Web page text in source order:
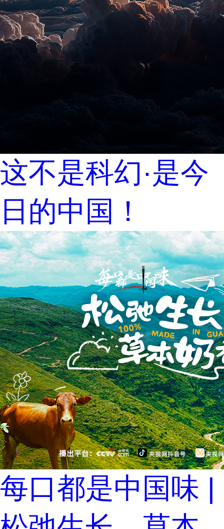
这不是科幻·是今
日的中国！
每口都是中国味 |